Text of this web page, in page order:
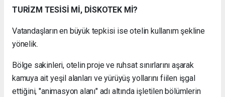
TURİZM TESİSİ Mİ, DİSKOTEK Mİ?
Vatandaşların en büyük tepkisi ise otelin kullanım şekline
yönelik.
Bölge sakinleri, otelin proje ve ruhsat sınırlarını aşarak
kamuya ait yeşil alanları ve yürüyüş yollarını fiilen işgal
ettiğini, "animasyon alanı" adı altında işletilen bölümlerin